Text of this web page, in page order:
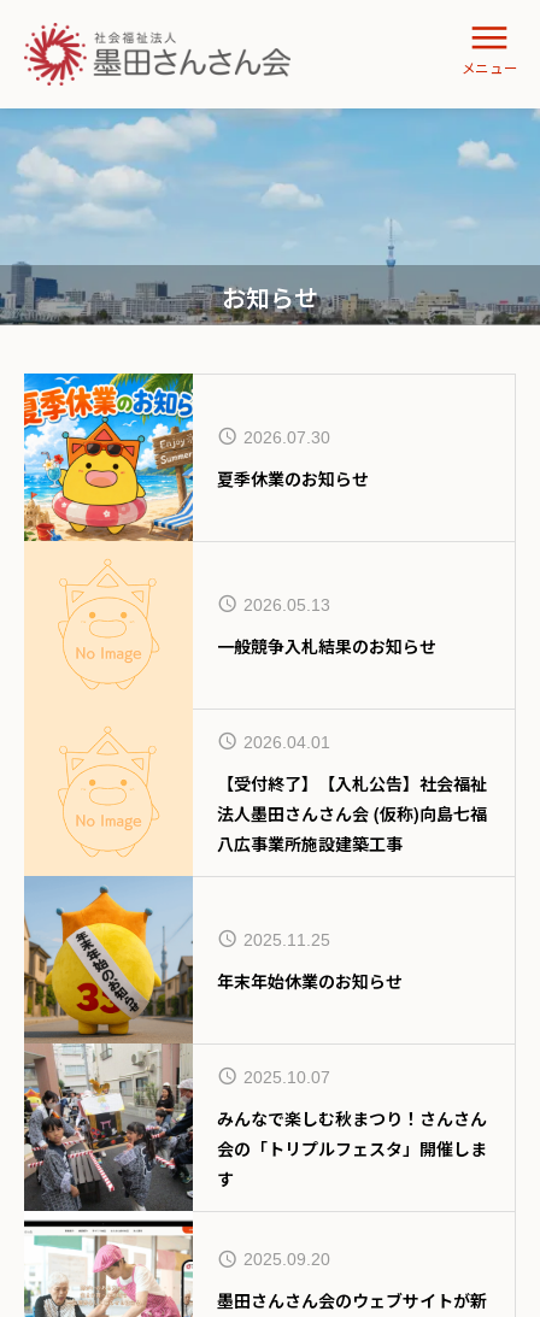
お知らせ
2026.07.30
夏季休業のお知らせ
2026.05.13
一般競争入札結果のお知らせ
2026.04.01
【受付終了】【入札公告】社会福祉
法人墨田さんさん会 (仮称)向島七福
八広事業所施設建築工事
2025.11.25
年末年始休業のお知らせ
2025.10.07
みんなで楽しむ秋まつり！さんさん
会の「トリプルフェスタ」開催しま
す
2025.09.20
墨田さんさん会のウェブサイトが新